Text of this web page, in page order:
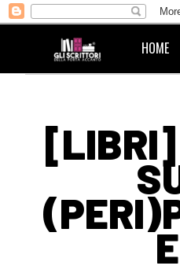
HOME
[LIBRI]